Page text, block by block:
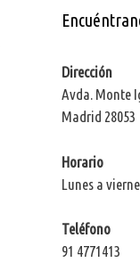
Dirección
Avda. Monte
Madrid 28053
Horario
Lunes a
Teléfono
91 4771413